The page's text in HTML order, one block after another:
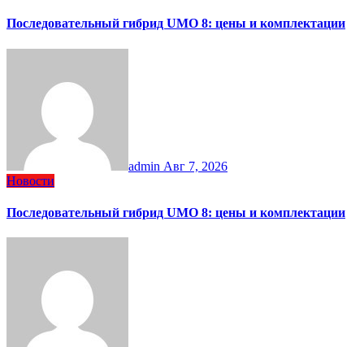
Последовательный гибрид UMO 8: цены и комплектации
admin Авг 7, 2026
Новости
Последовательный гибрид UMO 8: цены и комплектации